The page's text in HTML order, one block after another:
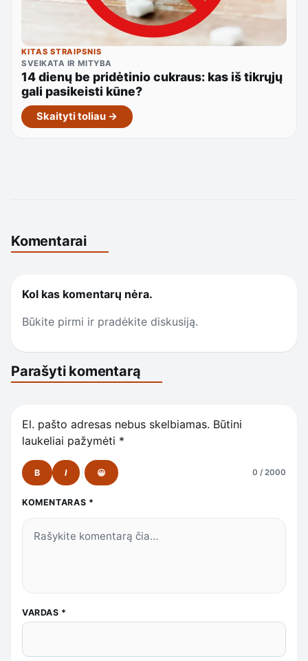
KITAS STRAIPSNIS
SVEIKATA IR MITYBA
14 dienų be pridėtinio cukraus: kas iš tikrųjų
gali pasikeisti kūne?
Skaityti toliau →
Komentarai
Kol kas komentarų nėra.
Būkite pirmi ir pradėkite diskusiją.
Parašyti komentarą
El. pašto adresas nebus skelbiamas. Būtini
laukeliai pažymėti *
B I 😀 0 / 2000
KOMENTARAS *
VARDAS *